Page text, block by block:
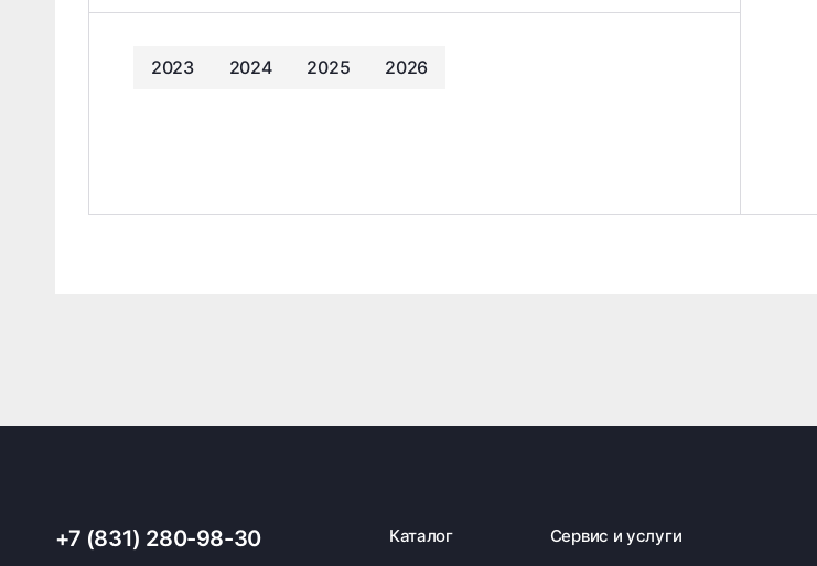
2023 2024 2025 2026
+7 (831) 280-98-30 Каталог Сервис и услуги